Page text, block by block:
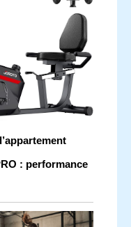
: performance